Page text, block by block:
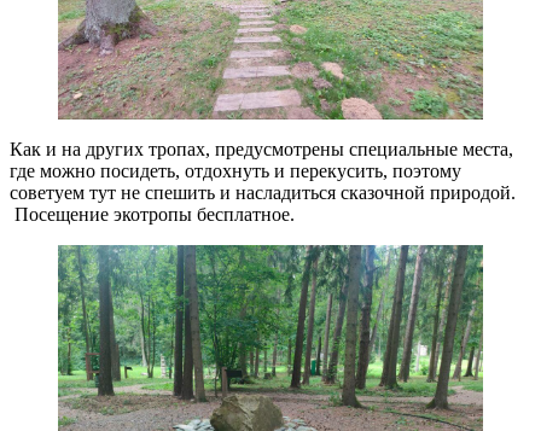
Как и на других тропах, предусмотрены специальные места,
где можно посидеть, отдохнуть и перекусить, поэтому
советуем тут не спешить и насладиться сказочной природой.
Посещение экотропы бесплатное.